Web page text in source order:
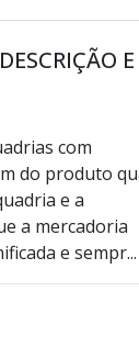
E
com
do produto
e a
a mercadoria
e sempr...